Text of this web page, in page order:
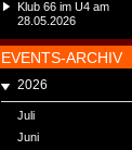
Klub 66 im U4 am
28.05.2026
EVENTS-ARCHIV
2026
Juli
Juni